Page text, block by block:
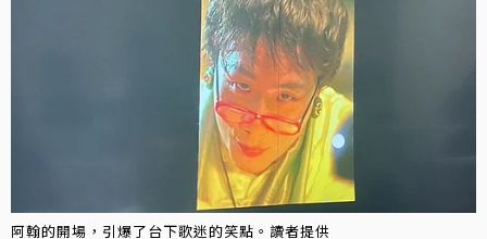
阿翰的開場，引爆了台下歌迷的笑點。讀者提供